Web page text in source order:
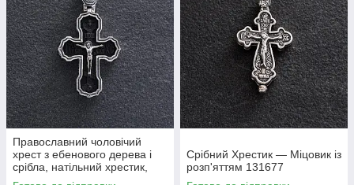
Православний чоловічий
хрест з ебенового дерева і
срібла, натільний хрестик,
хрестик з молитвою
Срібний Хрестик — Міцовик із
розп'яттям 131677